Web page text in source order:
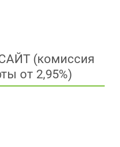
(комиссия
от 2,95%)